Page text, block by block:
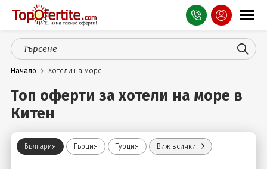
Оферти
СПА
Планина
Чужбина
Начало Хотели на море
Топ оферти за хотели на море в
Китен
България Гърция Турция Виж всички